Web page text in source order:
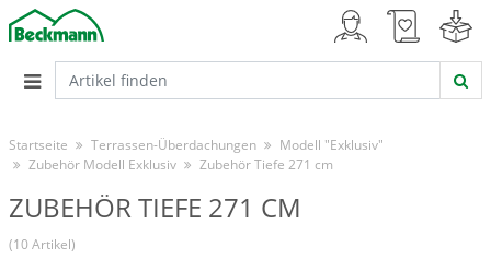
Startseite Terrassen-Überdachungen
Modell "Exklusiv"
Zubehör Modell Exklusiv
Zubehör Tiefe 271 cm
ZUBEHÖR TIEFE 271 CM
(10 Artikel)